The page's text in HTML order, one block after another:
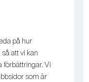
på hur
att vi kan
förbättringar. Vi
som är